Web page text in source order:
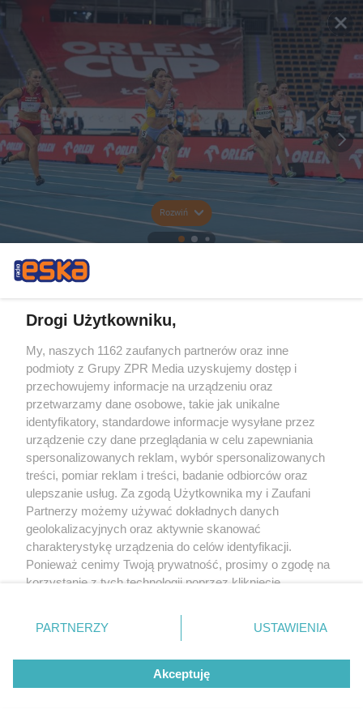
Rozwiń
Drogi Użytkowniku,
My, naszych 1162 zaufanych partnerów oraz inne
podmioty z Grupy ZPR Media uzyskujemy dostęp i
przechowujemy informacje na urządzeniu oraz
przetwarzamy dane osobowe, takie jak unikalne
identyfikatory, standardowe informacje wysyłane przez
urządzenie czy dane przeglądania w celu zapewniania
spersonalizowanych reklam, wybór spersonalizowanych
treści, pomiar reklam i treści, badanie odbiorców oraz
ulepszanie usług. Za zgodą Użytkownika my i Zaufani
Partnerzy możemy używać dokładnych danych
geolokalizacyjnych oraz aktywnie skanować
charakterystykę urządzenia do celów identyfikacji.
Ponieważ cenimy Twoją prywatność, prosimy o zgodę na
korzystanie z tych technologii poprzez kliknięcie
zmienić/wycofać klikając przycisk ustawień prywatności
znajdujący się w lewym dolnym rogu strony
rodzaje przetwarzania danych nie wymagają zgody
użytkownika, ale masz prawo sprzeciwić się takiemu
przetwarzaniu. Preferencje będą miały zastosowanie tylko
PARTNERZY USTAWIENIA
Akceptuję